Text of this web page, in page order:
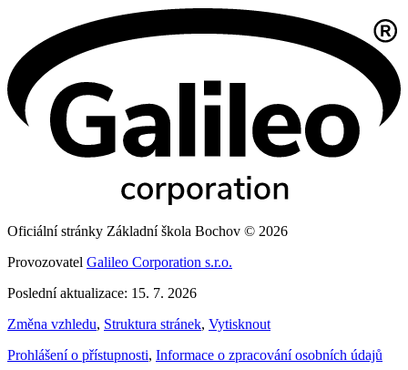
Oficiální stránky Základní škola Bochov © 2026
Provozovatel Galileo Corporation s.r.o.
Poslední aktualizace: 15. 7. 2026
Změna vzhledu, Struktura stránek, Vytisknout
Prohlášení o přístupnosti, Informace o zpracování osobních údajů